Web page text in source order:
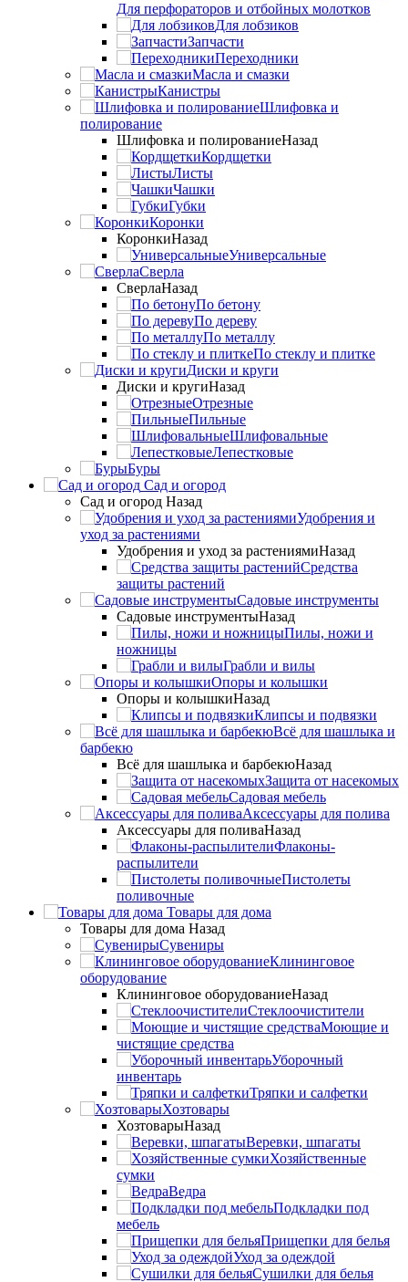
Для перфораторов и отбойных молотков
Для лобзиков
Запчасти
Переходники
Масла и смазки
Канистры
Шлифовка и
полирование
Шлифовка и полированиеНазад
Кордщетки
Листы
Чашки
Губки
Коронки
КоронкиНазад
Универсальные
Сверла
СверлаНазад
По бетону
По дереву
По металлу
По стеклу и плитке
Диски и круги
Диски и кругиНазад
Отрезные
Пильные
Шлифовальные
Лепестковые
Буры
Сад и огород
Сад и огород Назад
Удобрения и
уход за растениями
Удобрения и уход за растениямиНазад
Средства
защиты растений
Садовые инструменты
Садовые инструментыНазад
Пилы, ножи и
ножницы
Грабли и вилы
Опоры и колышки
Опоры и колышкиНазад
Клипсы и подвязки
Всё для шашлыка и
барбекю
Всё для шашлыка и барбекюНазад
Защита от насекомых
Садовая мебель
Аксессуары для полива
Аксессуары для поливаНазад
Флаконы-
распылители
Пистолеты
поливочные
Товары для дома
Товары для дома Назад
Сувениры
Клининговое
оборудование
Клининговое оборудованиеНазад
Стеклоочистители
Моющие и
чистящие средства
Уборочный
инвентарь
Тряпки и салфетки
Хозтовары
ХозтоварыНазад
Веревки, шпагаты
Хозяйственные
сумки
Ведра
Подкладки под
мебель
Прищепки для белья
Уход за одеждой
Сушилки для белья